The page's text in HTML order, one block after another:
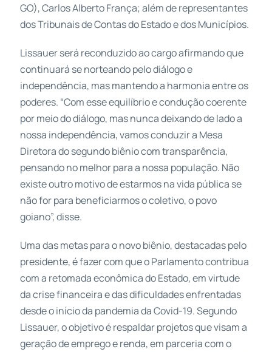
GO), Carlos Alberto França; além de representantes
dos Tribunais de Contas do Estado e dos Municípios.
Lissauer será reconduzido ao cargo afirmando que
continuará se norteando pelo diálogo e
independência, mas mantendo a harmonia entre os
poderes. “Com esse equilíbrio e condução coerente
por meio do diálogo, mas nunca deixando de lado a
nossa independência, vamos conduzir a Mesa
Diretora do segundo biênio com transparência,
pensando no melhor para a nossa população. Não
existe outro motivo de estarmos na vida pública se
não for para beneficiarmos o coletivo, o povo
goiano”, disse.
Uma das metas para o novo biênio, destacadas pelo
presidente, é fazer com que o Parlamento contribua
com a retomada econômica do Estado, em virtude
da crise financeira e das dificuldades enfrentadas
desde o início da pandemia da Covid-19. Segundo
Lissauer, o objetivo é respaldar projetos que visam a
geração de emprego e renda, em parceria com o